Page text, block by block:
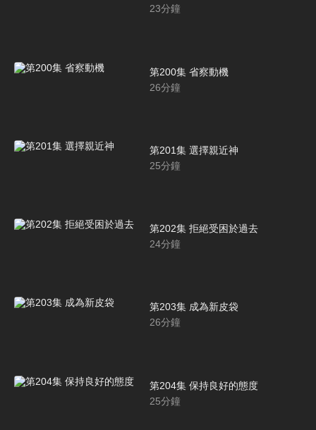
23分鐘
第200集 省察動機
26分鐘
第201集 選擇親近神
25分鐘
第202集 拒絕受困於過去
24分鐘
第203集 成為新皮袋
26分鐘
第204集 保持良好的態度
25分鐘